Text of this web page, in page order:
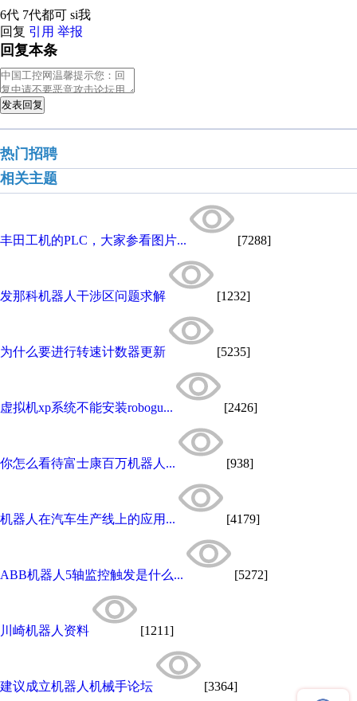
6代 7代都可 si我
回复 引用 举报
回复本条
发表回复
热门招聘
相关主题
丰田工机的PLC，大家参看图片... [7288]
发那科机器人干涉区问题求解 [1232]
为什么要进行转速计数器更新 [5235]
虚拟机xp系统不能安装robogu... [2426]
你怎么看待富士康百万机器人... [938]
机器人在汽车生产线上的应用... [4179]
ABB机器人5轴监控触发是什么... [5272]
川崎机器人资料 [1211]
建议成立机器人机械手论坛 [3364]